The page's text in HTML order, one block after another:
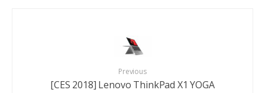
Previous
[CES 2018] Lenovo ThinkPad X1 YOGA